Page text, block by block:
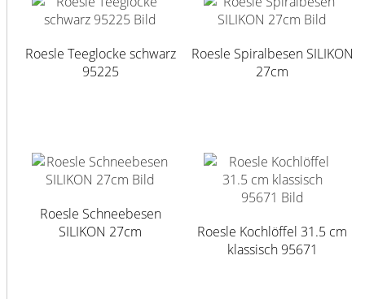
Roesle Teeglocke schwarz
95225
Roesle Spiralbesen SILIKON
27cm
Roesle Schneebesen
SILIKON 27cm
Roesle Kochlöffel 31.5 cm
klassisch 95671